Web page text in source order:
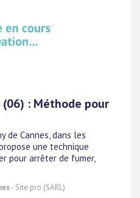
(06) : Méthode pour
de Cannes, dans les
une technique
pour arrêter de fumer,
- Site pro (SARL)